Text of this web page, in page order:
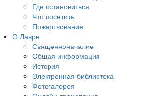
Где остановиться
Что посетить
Пожертвование
О Лавре
Священноначалие
Общая информация
История
Электронная библиотека
Фотогалерея